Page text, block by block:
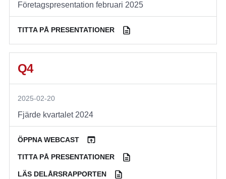
Företagspresentation februari 2025
TITTA PÅ PRESENTATIONER
Q4
2025-02-20
Fjärde kvartalet 2024
ÖPPNA WEBCAST
TITTA PÅ PRESENTATIONER
LÄS DELÅRSRAPPORTEN